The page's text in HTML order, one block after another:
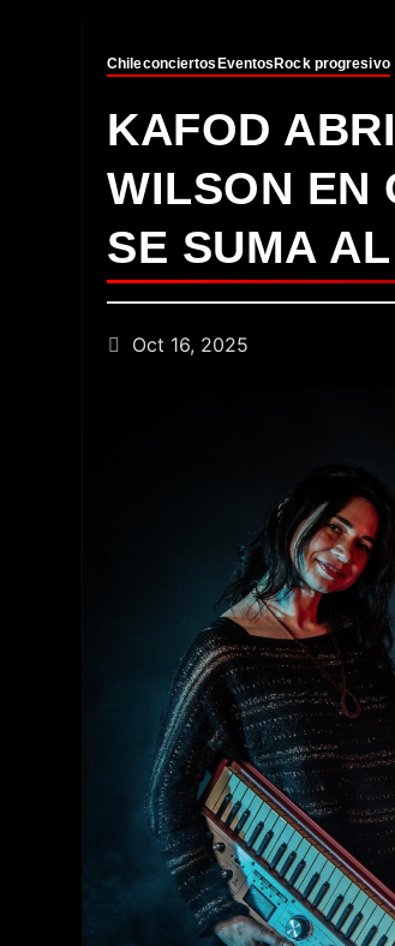
Chileconciertos Eventos Rock progresivo
KAFOD
WILSON EN
SE SUMA
Oct 16, 2025